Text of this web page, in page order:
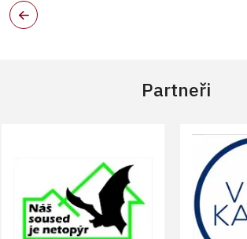
Partneři